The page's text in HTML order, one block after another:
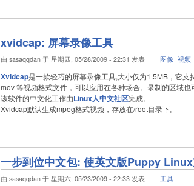
xvidcap: 屏幕录像工具
由 sasaqqdan 于 星期四, 05/28/2009 - 22:31 发表 图像 视频
Xvidcap是一款轻巧的屏幕录像工具,大小仅为1.5MB，它支
mov 等视频格式文件，可以应用在各种场合。录制的区域也
该软件的中文化工作由Linux人中文社区完成。
Xvidcap默认生成mpeg格式视频，存放在/root目录下。
一步到位中文包: 使英文版Puppy
由 sasaqqdan 于 星期六, 05/23/2009 - 22:33 发表 工具